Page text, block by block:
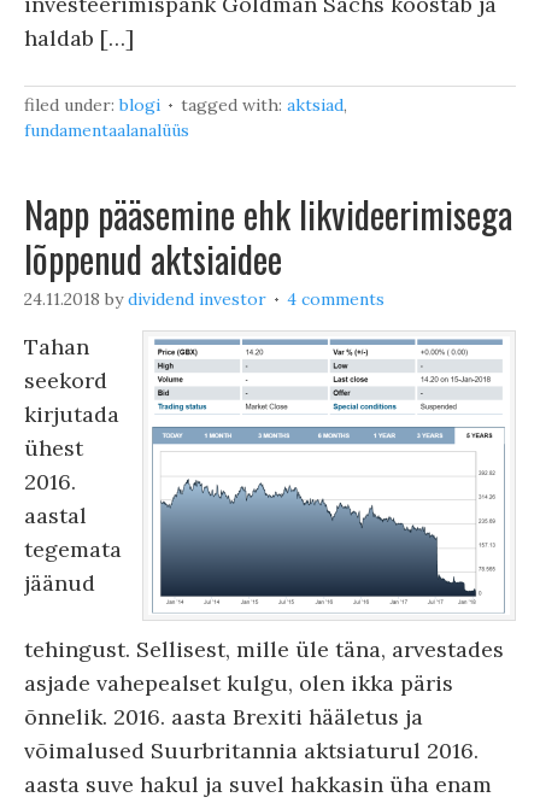
haldab […]
filed under:blogi tagged with: aktsiad,
fundamentaalanalüüs
Napp pääsemine ehk likvideerimisega
lõppenud aktsiaidee
24.11.2018 bydividend investor 4 comments
Tahan
seekord
kirjutada
ühest
2016.
aastal
tegemata
jäänud
tehingust. Sellisest, mille üle täna, arvestades
asjade vahepealset kulgu, olen ikka päris
õnnelik. 2016. aasta Brexiti hääletus ja
võimalused Suurbritannia aktsiaturul 2016.
aasta suve hakul ja suvel hakkasin üha enam